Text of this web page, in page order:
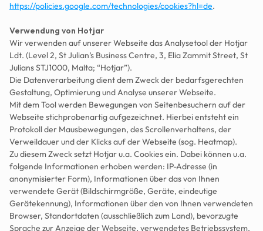
https://policies.google.com/technologies/cookies?hl=de.
Verwendung von Hotjar
Wir verwenden auf unserer Webseite das Analysetool der Hotjar
Ldt. (Level 2, St Julian’s Business Centre, 3, Elia Zammit Street, St
Julians STJ1000, Malta; “Hotjar”).
Die Datenverarbeitung dient dem Zweck der bedarfsgerechten
Gestaltung, Optimierung und Analyse unserer Webseite.
Mit dem Tool werden Bewegungen von Seitenbesuchern auf der
Webseite stichprobenartig aufgezeichnet. Hierbei entsteht ein
Protokoll der Mausbewegungen, des Scrollenverhaltens, der
Verweildauer und der Klicks auf der Webseite (sog. Heatmap).
Zu diesem Zweck setzt Hotjar u.a. Cookies ein. Dabei können u.a.
folgende Informationen erhoben werden: IP-Adresse (in
anonymisierter Form), Informationen über das von Ihnen
verwendete Gerät (Bildschirmgröße, Geräte, eindeutige
Gerätekennung), Informationen über den von Ihnen verwendeten
Browser, Standortdaten (ausschließlich zum Land), bevorzugte
Sprache zur Anzeige der Webseite, verwendetes Betriebssystem.